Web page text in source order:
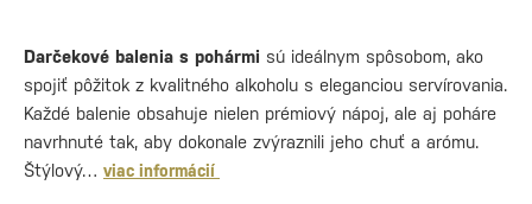
Darčekové balenia s pohármi sú ideálnym spôsobom, ako
spojiť pôžitok z kvalitného alkoholu s eleganciou servírovania.
Každé balenie obsahuje nielen prémiový nápoj, ale aj poháre
navrhnuté tak, aby dokonale zvýraznili jeho chuť a arómu.
Štýlový… viac informácií